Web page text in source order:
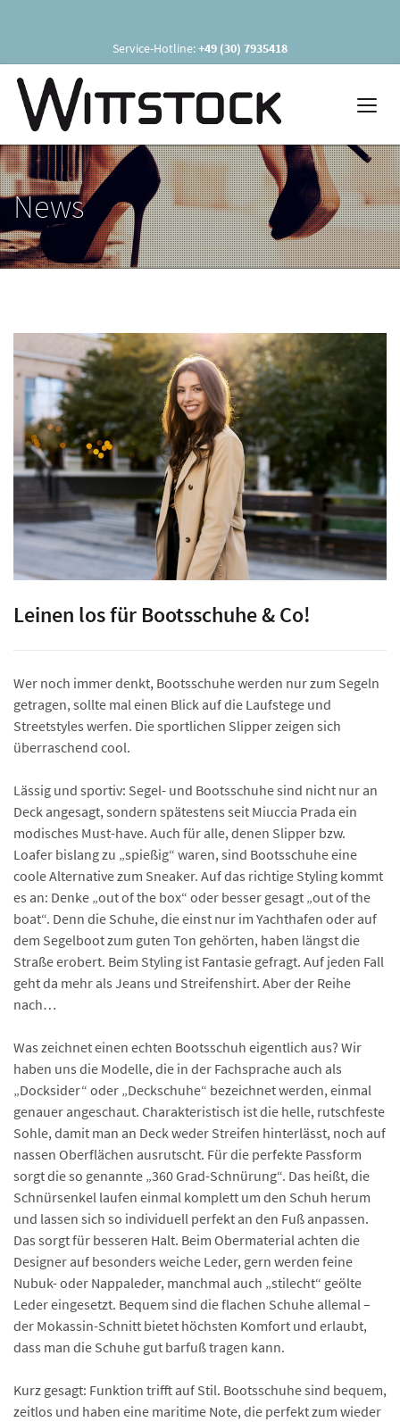
Service-Hotline:+49 (30) 7935418
News
Leinen los für Bootsschuhe & Co!
Wer noch immer denkt, Bootsschuhe werden nur zum Segeln
getragen, sollte mal einen Blick auf die Laufstege und
Streetstyles werfen. Die sportlichen Slipper zeigen sich
überraschend cool.
Lässig und sportiv: Segel- und Bootsschuhe sind nicht nur an
Deck angesagt, sondern spätestens seit Miuccia Prada ein
modisches Must-have. Auch für alle, denen Slipper bzw.
Loafer bislang zu „spießig“ waren, sind Bootsschuhe eine
coole Alternative zum Sneaker. Auf das richtige Styling kommt
es an: Denke „out of the box“ oder besser gesagt „out of the
boat“. Denn die Schuhe, die einst nur im Yachthafen oder auf
dem Segelboot zum guten Ton gehörten, haben längst die
Straße erobert. Beim Styling ist Fantasie gefragt. Auf jeden Fall
geht da mehr als Jeans und Streifenshirt. Aber der Reihe
nach…
Was zeichnet einen echten Bootsschuh eigentlich aus? Wir
haben uns die Modelle, die in der Fachsprache auch als
„Docksider“ oder „Deckschuhe“ bezeichnet werden, einmal
genauer angeschaut. Charakteristisch ist die helle, rutschfeste
Sohle, damit man an Deck weder Streifen hinterlässt, noch auf
nassen Oberflächen ausrutscht. Für die perfekte Passform
sorgt die so genannte „360 Grad-Schnürung“. Das heißt, die
Schnürsenkel laufen einmal komplett um den Schuh herum
und lassen sich so individuell perfekt an den Fuß anpassen.
Das sorgt für besseren Halt. Beim Obermaterial achten die
Designer auf besonders weiche Leder, gern werden feine
Nubuk- oder Nappaleder, manchmal auch „stilecht“ geölte
Leder eingesetzt. Bequem sind die flachen Schuhe allemal –
der Mokassin-Schnitt bietet höchsten Komfort und erlaubt,
dass man die Schuhe gut barfuß tragen kann.
Kurz gesagt: Funktion trifft auf Stil. Bootsschuhe sind bequem,
zeitlos und haben eine maritime Note, die perfekt zum wieder